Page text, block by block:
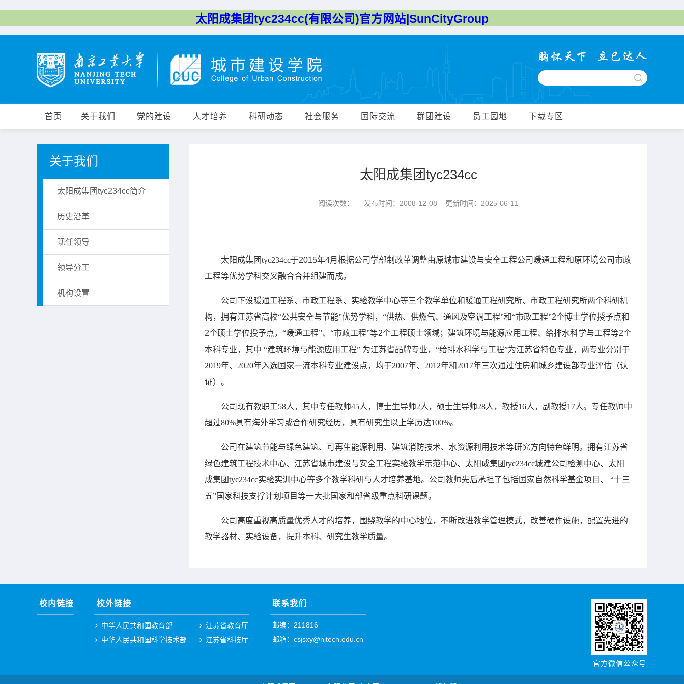
太阳成集团tyc234cc(有限公司)官方网站|SunCityGroup
首页 关于我们 党的建设 人才培养 科研动态 社会服务 国际交流 群团建设 员工园地 下载专区
关于我们
​太阳成集团tyc234cc简介
历史沿革
现任领导
领导分工
机构设置
太阳成集团tyc234cc
阅读次数： 发布时间：2008-12-08 更新时间：2025-06-11
太阳成集团tyc234cc于2015年4月根据公司学部制改革调整由原城市建设与安全工程公司暖通工程和原环境公司市政
工程等优势学科交叉融合合并组建而成。
公司下设暖通工程系、市政工程系、实验教学中心等三个教学单位和 暖通工程研究所、市政工程研究所两个科研机
构，拥有江苏省高校“公共安全与节能”优势学科，“供热、供燃气、通风及空调工程”和“市政工程”2个博士学位授予点和
2个硕士学位授予点，“暖通工程”、“市政工程”等2个工程硕士领域；建筑环境与能源应用工程、给排水科学与工程等2个
本科专业，其中 “建筑环境与能源应用工程” 为江苏省品牌专业，“给排水科学与工程”为江苏省特色专业，两专业分别于
2019年、2020年入选国家一流本科专业建设点， 均于2007年、 2012年和2017年三次通过住房和城乡建设部专业评估（认
证）。
公司现有教职工58人，其中专任教师45人，博士生导师2人，硕士生导师28人，教授16人，副教授17人。专任教师中
超过80%具有海外学习或合作研究经历，具有研究生以上学历达100%。
公司在建筑节能与绿色建筑、可再生能源利用、建筑消防技术、水资源利用技术等研究方向特色鲜明。拥有江苏省
绿色建筑工程技术中心、江苏省城市建设与安全工程实验教学示范中心、太阳成集团tyc234cc城建公司检测中心、太阳
成集团tyc234cc实验实训中心等多个教学科研与人才培养基地。公司教师先后承担了包括国家自然科学基金项目、
“十三
五”国家科技支撑计划项目等一大批国家和部省级重点科研课题。
公司高度重视高质量优秀人才的培养，围绕教学的中心地位，不断改进教学管理模式，改善硬件设施，配置先进的
教学器材、实验设备，提升本科、研究生教学质量。
校内链接 校外链接
中华人民共和国教育部
中华人民共和国科学技术部
江苏省教育厅
江苏省科技厅
联系我们
邮编：211816
邮箱：csjsxy@njtech.edu.cn
官方微信公众号